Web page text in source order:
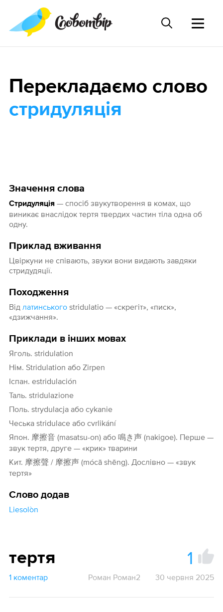
Значення слова
Стридуляція— спосіб звукутворення в комах, що
виникає внаслідок тертя твердих частин тіла одна об
одну.
Приклад вживання
Цвіркуни не співають, звуки вони видають завдяки
стридудяції.
Походження
Від латинськогоstridulatio — «скрегіт», «писк»,
«дзижчання».
Приклади в інших мовах
Яголь. stridulation
Нім. Stridulation або Zirpen
Іспан. estridulación
Таль. stridulazione
Поль. strydulacja або cykanie
Чеська stridulace або cvrlikání
Япон. 摩擦音 (masatsu-on) або 鳴き声 (nakigoе). Перше —
звук тертя, друге — «крик» тварини
Кит. 摩擦聲 / 摩擦声 (mócā shēng). Дослівно — «звук
тертя»
Слово додав
Liesolòn
Перекладаємо слово
стридуляція
тертя 1
1 коментар Роман Роман2 30 червня 2025